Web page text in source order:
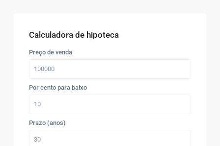
Calculadora de hipoteca
Preço de venda
Por cento para baixo
Prazo (anos)